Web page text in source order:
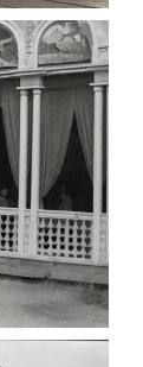
період